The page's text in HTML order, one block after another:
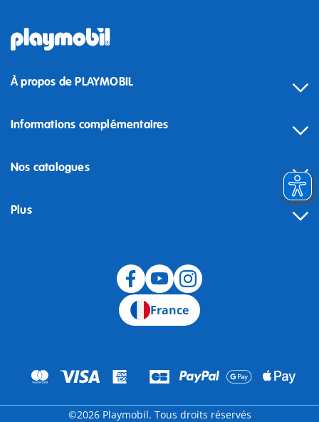
À propos de PLAYMOBIL
Informations complémentaires
Nos catalogues
Plus
France
©2026 Playmobil. Tous droits réservés